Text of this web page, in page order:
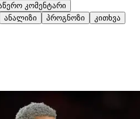
კომენტარი
ანალიზი პროგნოზი კითხვა